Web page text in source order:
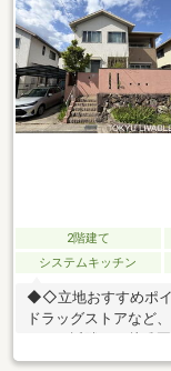
境です。■弊社は桂坂
せてご説明させて頂き
2階建て
システムキッチン
◆◇立地おすすめポ
ドラッグストアなど
学にも便利です。・